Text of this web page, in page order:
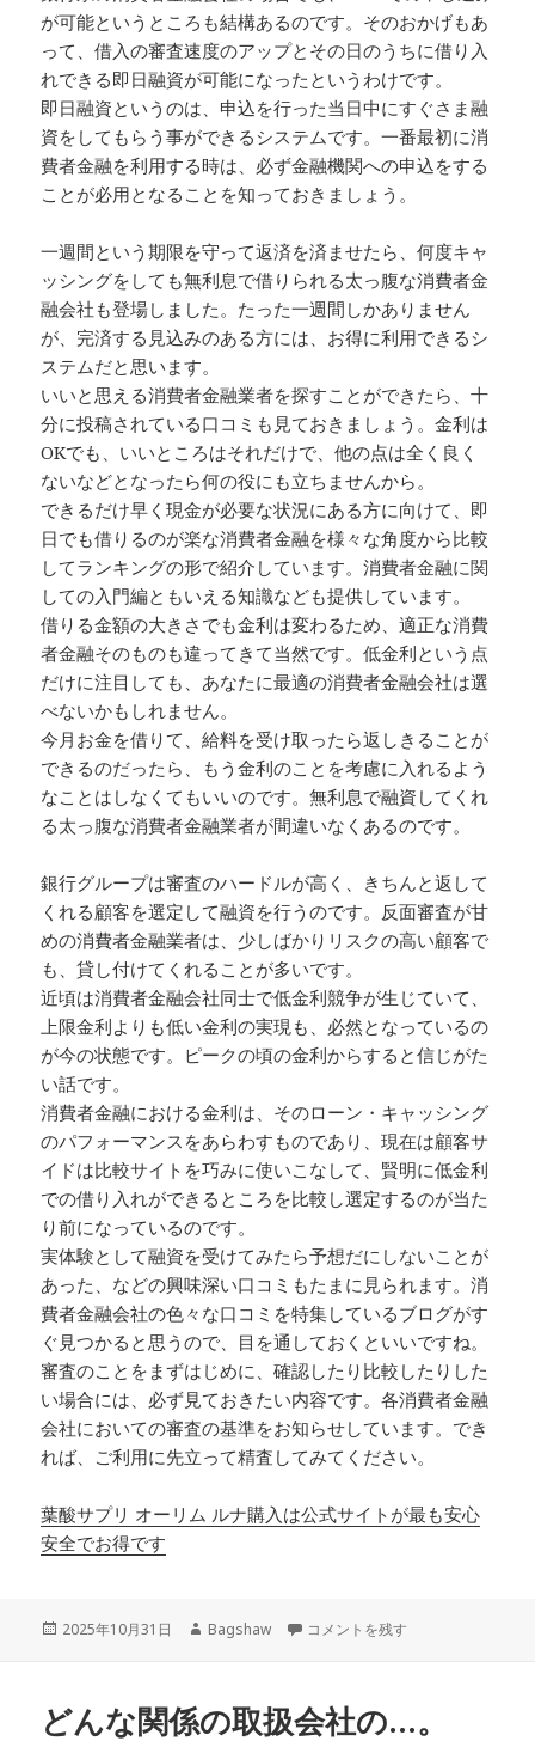
が可能というところも結構あるのです。そのおかげもあ
って、借入の審査速度のアップとその日のうちに借り入
れできる即日融資が可能になったというわけです。
即日融資というのは、申込を行った当日中にすぐさま融
資をしてもらう事ができるシステムです。一番最初に消
費者金融を利用する時は、必ず金融機関への申込をする
ことが必用となることを知っておきましょう。
一週間という期限を守って返済を済ませたら、何度キャ
ッシングをしても無利息で借りられる太っ腹な消費者金
融会社も登場しました。たった一週間しかありません
が、完済する見込みのある方には、お得に利用できるシ
ステムだと思います。
いいと思える消費者金融業者を探すことができたら、十
分に投稿されている口コミも見ておきましょう。金利は
OKでも、いいところはそれだけで、他の点は全く良く
ないなどとなったら何の役にも立ちませんから。
できるだけ早く現金が必要な状況にある方に向けて、即
日でも借りるのが楽な消費者金融を様々な角度から比較
してランキングの形で紹介しています。消費者金融に関
しての入門編ともいえる知識なども提供しています。
借りる金額の大きさでも金利は変わるため、適正な消費
者金融そのものも違ってきて当然です。低金利という点
だけに注目しても、あなたに最適の消費者金融会社は選
べないかもしれません。
今月お金を借りて、給料を受け取ったら返しきることが
できるのだったら、もう金利のことを考慮に入れるよう
なことはしなくてもいいのです。無利息で融資してくれ
る太っ腹な消費者金融業者が間違いなくあるのです。
銀行グループは審査のハードルが高く、きちんと返して
くれる顧客を選定して融資を行うのです。反面審査が甘
めの消費者金融業者は、少しばかりリスクの高い顧客で
も、貸し付けてくれることが多いです。
近頃は消費者金融会社同士で低金利競争が生じていて、
上限金利よりも低い金利の実現も、必然となっているの
が今の状態です。ピークの頃の金利からすると信じがた
い話です。
消費者金融における金利は、そのローン・キャッシング
のパフォーマンスをあらわすものであり、現在は顧客サ
イドは比較サイトを巧みに使いこなして、賢明に低金利
での借り入れができるところを比較し選定するのが当た
り前になっているのです。
実体験として融資を受けてみたら予想だにしないことが
あった、などの興味深い口コミもたまに見られます。消
費者金融会社の色々な口コミを特集しているブログがす
ぐ見つかると思うので、目を通しておくといいですね。
審査のことをまずはじめに、確認したり比較したりした
い場合には、必ず見ておきたい内容です。各消費者金融
会社においての審査の基準をお知らせしています。でき
れば、ご利用に先立って精査してみてください。
葉酸サプリ オーリム ルナ購入は公式サイトが最も安心
安全でお得です
投
2025年10月31日
作
Bagshaw いいと思える消費者金融業者を探
コメントを残す
どんな関係の取扱会社の…。